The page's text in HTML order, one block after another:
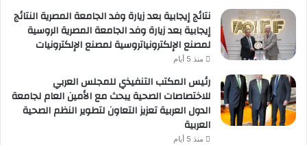
نتائج إيجابية بعد زيارة وفد الجامعة المصرية النتائج
إيجابية بعد زيارة وفد الجامعة المصرية الروسية
لمصنع الإلكترونياتروسية لمصنع الإلكترونيات
منذ 5 أيام
رئيس المكتب التنفيذي للمجلس العربي
للاختصاصات الصحية يبحث مع الأمين العام لجامعة
الدول العربية تعزيز التعاون لتطوير النظم الصحية
العربية
منذ 5 أيام